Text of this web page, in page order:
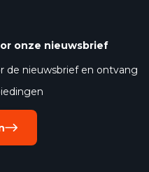
onze nieuwsbrief
de nieuwsbrief en ontvang